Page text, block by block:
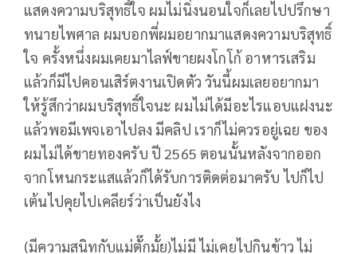
แสดงความบริสุทธิ์ใจ ผมไม่นิ่งนอนใจก็เลยไปปรึกษา
ทนายไพศาล ผมบอกพี่ผมอยากมาแสดงความบริสุทธิ์
ใจ ครั้งหนึ่งผมเคยมาไลฟ์ขายผงโกโก้ อาหารเสริม
แล้วก็มีไปคอนเสิร์ตงานเปิดตัว วันนี้ผมเลยอยากมา
ให้รู้สึกว่าผมบริสุทธิ์ใจนะ ผมไม่ได้มีอะไรแอบแฝงนะ
แล้วพอมีเพจเอาไปลง มีคลิป เราก็ไม่ควรอยู่เฉย ของ
ผมไม่ได้ขายทองครับ ปี 2565 ตอนนั้นหลังจากออก
จากโหนกระแสแล้วก็ได้รับการติดต่อมาครับ ไปก็ไป
เต้นไปคุยไปเคลียร์ว่าเป็นยังไง
(มีความสนิทกับแม่ตั๊กมั้ย)ไม่มี ไม่เคยไปกินข้าว ไม่